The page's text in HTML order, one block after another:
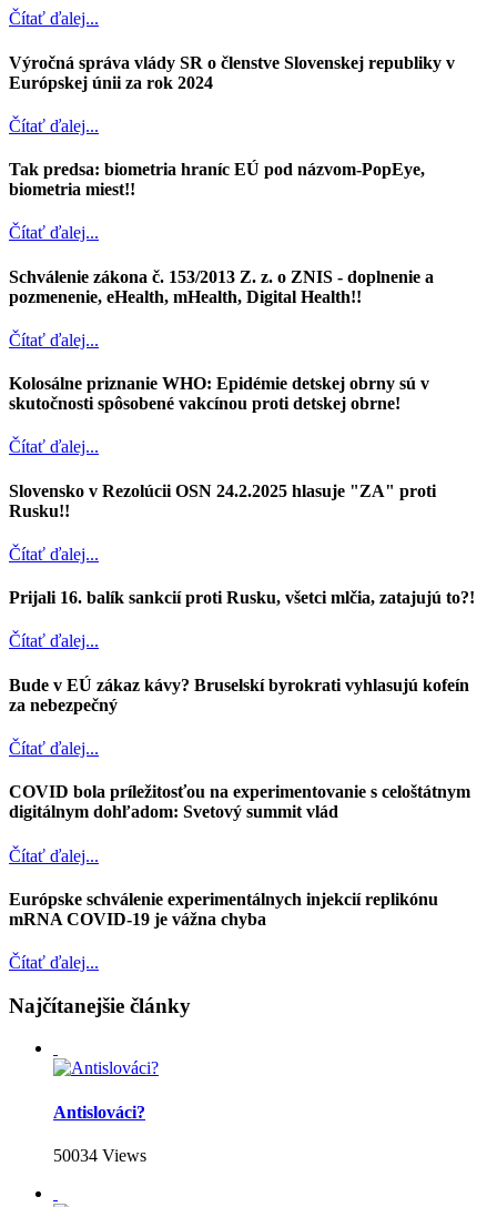
Čítať ďalej...
Výročná správa vlády SR o členstve Slovenskej republiky v
Európskej únii za rok 2024
Čítať ďalej...
Tak predsa: biometria hraníc EÚ pod názvom-PopEye,
biometria miest!!
Čítať ďalej...
Schválenie zákona č. 153/2013 Z. z. o ZNIS - doplnenie a
pozmenenie, eHealth, mHealth, Digital Health!!
Čítať ďalej...
Kolosálne priznanie WHO: Epidémie detskej obrny sú v
skutočnosti spôsobené vakcínou proti detskej obrne!
Čítať ďalej...
Slovensko v Rezolúcii OSN 24.2.2025 hlasuje "ZA" proti
Rusku!!
Čítať ďalej...
Prijali 16. balík sankcií proti Rusku, všetci mlčia, zatajujú to?!
Čítať ďalej...
Bude v EÚ zákaz kávy? Bruselskí byrokrati vyhlasujú kofeín
za nebezpečný
Čítať ďalej...
COVID bola príležitosťou na experimentovanie s celoštátnym
digitálnym dohľadom: Svetový summit vlád
Čítať ďalej...
Európske schválenie experimentálnych injekcií replikónu
mRNA COVID-19 je vážna chyba
Čítať ďalej...
Najčítanejšie články
Antislováci?
50034 Views